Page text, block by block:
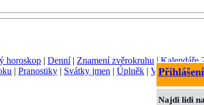
Přihlášení
Najdi lidi
horoskop | Denní| Znamení zvěrokruhu | Kalendáře
| Pranostiky | Svátky jmen | Úplněk | Význam jmen